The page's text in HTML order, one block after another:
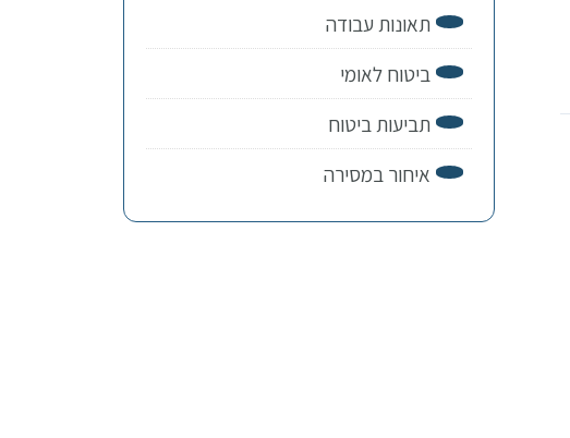
תאונות עבודה
ביטוח לאומי
תביעות ביטוח
איחור במסירה